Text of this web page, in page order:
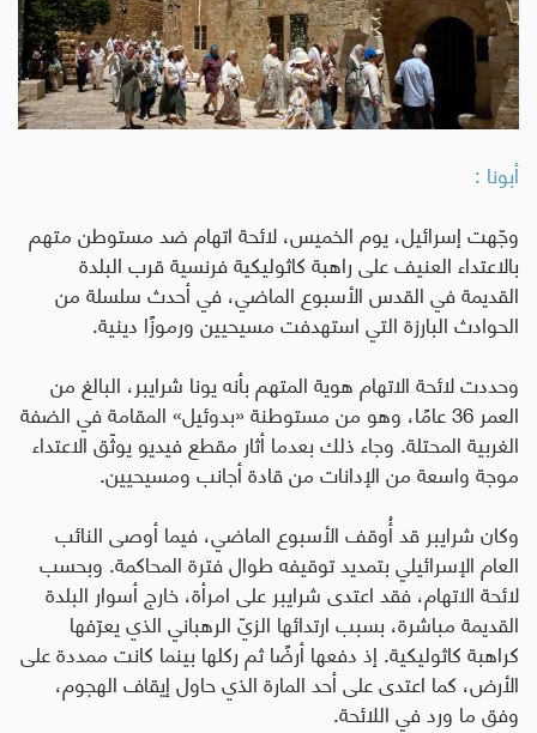
أبونا :
وجّهت إسرائيل، يوم الخميس، لائحة اتهام ضد مستوطن متهم
بالاعتداء العنيف على راهبة كاثوليكية فرنسية قرب البلدة
القديمة في القدس الأسبوع الماضي، في أحدث سلسلة من
الحوادث البارزة التي استهدفت مسيحيين ورموزًا دينية.
وحددت لائحة الاتهام هوية المتهم بأنه يونا شرايبر، البالغ من
العمر 36 عامًا، وهو من مستوطنة «بدوئيل» المقامة في الضفة
الغربية المحتلة. وجاء ذلك بعدما أثار مقطع فيديو يوثّق الاعتداء
موجة واسعة من الإدانات من قادة أجانب ومسيحيين.
وكان شرايبر قد أُوقف الأسبوع الماضي، فيما أوصى النائب
العام الإسرائيلي بتمديد توقيفه طوال فترة المحاكمة. وبحسب
لائحة الاتهام، فقد اعتدى شرايبر على امرأة، خارج أسوار البلدة
القديمة مباشرة، بسبب ارتدائها الزيّ الرهباني الذي يعرّفها
كراهبة كاثوليكية. إذ دفعها أرضًا ثم ركلها بينما كانت ممددة على
الأرض، كما اعتدى على أحد المارة الذي حاول إيقاف الهجوم،
وفق ما ورد في اللائحة.